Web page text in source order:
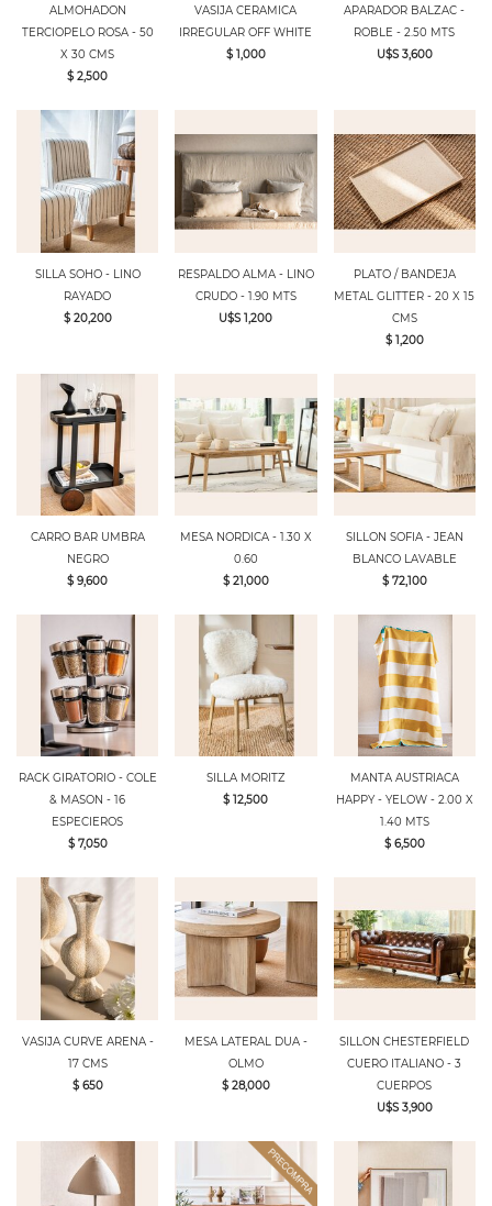
ALMOHADON
TERCIOPELO ROSA - 50
X 30 CMS
$ 2,500
VASIJA CERAMICA
IRREGULAR OFF WHITE
$ 1,000
APARADOR BALZAC -
ROBLE - 2.50 MTS
U$S 3,600
SILLA SOHO - LINO
RAYADO
$ 20,200
RESPALDO ALMA - LINO
CRUDO - 1.90 MTS
U$S 1,200
PLATO / BANDEJA
METAL GLITTER - 20 X 15
CMS
$ 1,200
CARRO BAR UMBRA
NEGRO
$ 9,600
MESA NORDICA - 1.30 X
0.60
$ 21,000
SILLON SOFIA - JEAN
BLANCO LAVABLE
$ 72,100
RACK GIRATORIO - COLE
& MASON - 16
ESPECIEROS
$ 7,050
SILLA MORITZ
$ 12,500
MANTA AUSTRIACA
HAPPY - YELOW - 2.00 X
1.40 MTS
$ 6,500
VASIJA CURVE ARENA -
17 CMS
$ 650
MESA LATERAL DUA -
OLMO
$ 28,000
SILLON CHESTERFIELD
CUERO ITALIANO - 3
CUERPOS
U$S 3,900